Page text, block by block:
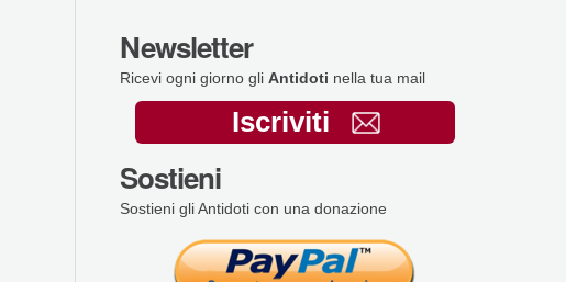
Newsletter
Ricevi ogni giorno gli Antidoti nella tua mail
Iscriviti
Sostieni
Sostieni gli Antidoti con una donazione